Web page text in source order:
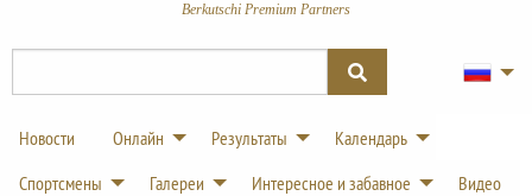
Berkutschi Premium Partners
Новости Онлайн Результаты
Календарь
Спортсмены
Галереи Интересное и забавное
Видео